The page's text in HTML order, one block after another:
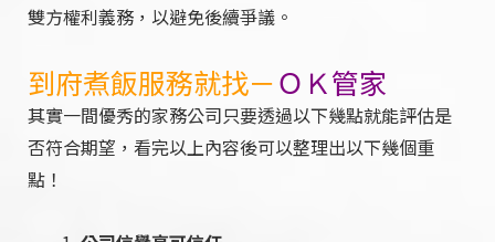
雙方權利義務，以避免後續爭議。
到府煮飯服務就找－ＯＫ管家
其實一間優秀的家務公司只要透過以下幾點就能評估是
否符合期望，看完以上內容後可以整理出以下幾個重
點！